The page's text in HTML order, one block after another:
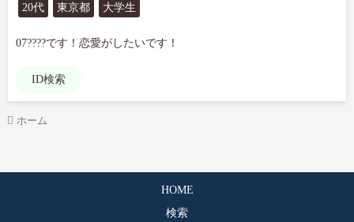
20代 東京都 大学生
07????です！恋愛がしたいです！
ID検索
ホーム
HOME
検索